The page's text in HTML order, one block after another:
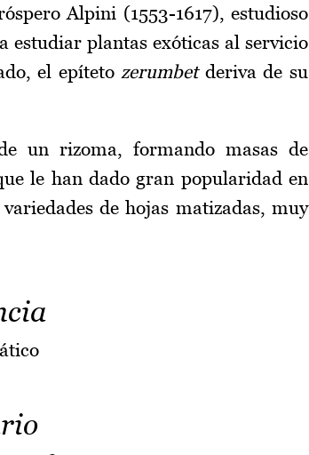
Alpini (1553-1617), estudioso
estudiar plantas exóticas al servicio
el epíteto zerumbetderiva de su
un rizoma, formando masas de
le han dado gran popularidad en
de hojas matizadas, muy